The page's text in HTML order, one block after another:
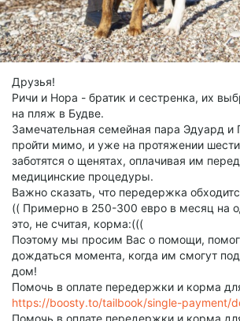
Друзья!
Ричи и Нора - братик и сестренка, их
на пляж в Будве.
Замечательная семейная пара Эдуард и
пройти мимо, и уже на протяжении
заботятся о щенятах, оплачивая им
медицинские процедуры.
Важно сказать, что передержка
(( Примерно в 250-300 евро в месяц на
это, не считая, корма:(((
Поэтому мы просим Вас о помощи,
дождаться момента, когда им смогут
дом!
Помочь в оплате передержки и корма
https://boosty.to/tailbook/single-payment/
Помочь в оплате передержки и корма